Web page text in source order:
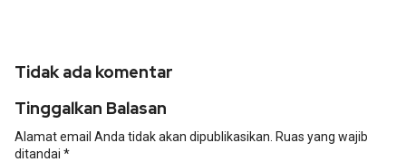
Tidak ada komentar
Tinggalkan Balasan
Alamat email Anda tidak akan dipublikasikan. Ruas yang wajib
ditandai *